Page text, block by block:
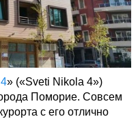
» («Sveti Nikola 4»)
Поморие. Совсем
с его отлично